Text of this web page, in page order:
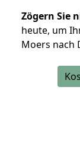
Zögern Sie
heute, um
Moers nach